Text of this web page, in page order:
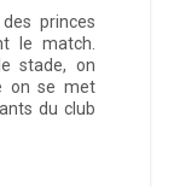
princes
le match.
stade, on
on se met
du club